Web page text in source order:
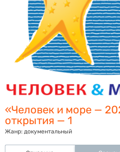
«Человек и море —
открытия — 1
Жанр: документальный